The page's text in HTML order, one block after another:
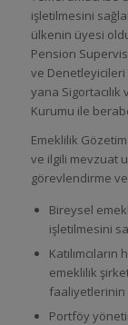
işletilmesini
ülkenin üyesi
Pension
ve Denetleyicileri
yana
Kurumu ile
Emeklilik
ve ilgili mevzuat
görevlendirme
Bireysel
işletilmesini
emeklilik
faaliyetlerinin
Portföy